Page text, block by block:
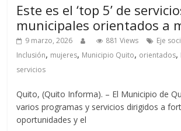
Este es el ‘top 5’ de
municipales orientados a
9 marzo, 2026 881 Views Eje
Inclusión, mujeres, Municipio Quito, orientados,
servicios
Quito, (Quito Informa). – El Municipio de
varios programas y servicios dirigidos a
oportunidades y el